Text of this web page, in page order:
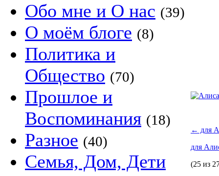
Обо мне и О нас (39)
О моём блоге (8)
Политика и
Общество (70)
Прошлое и
Воспоминания (18)
Разное (40)
Семья, Дом, Дети
← для
для
(25 из